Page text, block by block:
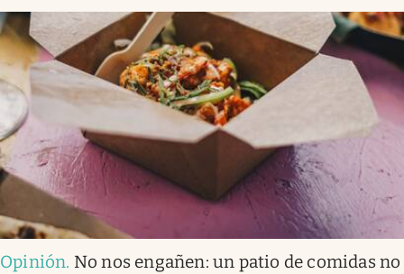
Opinión. No nos engañen: un patio de comidas no